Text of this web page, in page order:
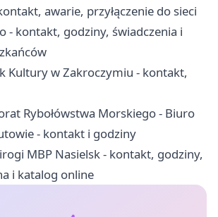
awarie, przyłączenie do sieci
- kontakt, godziny, świadczenia i
Kultury w Zakroczymiu - kontakt,
Rybołówstwa Morskiego - Biuro
- kontakt i godziny
MBP Nasielsk - kontakt, godziny,
i katalog online